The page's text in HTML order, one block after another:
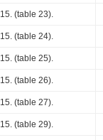
15. (table 23).
15. (table 24).
15. (table 25).
15. (table 26).
15. (table 27).
15. (table 29).